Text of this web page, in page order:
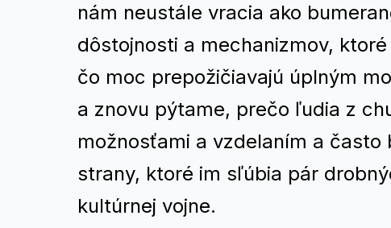
nám neustále vracia ako
dôstojnosti a mechanizmov,
čo moc prepožičiavajú úplným
a znovu pýtame, prečo ľudia z
možnosťami a vzdelaním a často
strany, ktoré im sľúbia pár
kultúrnej vojne.